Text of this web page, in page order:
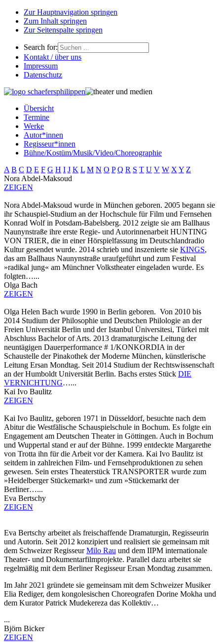
Zur Hauptnavigation springen
Zum Inhalt springen
Zur Seitenspalte springen
Search for:
Kontakt / über uns
Impressum
Datenschutz
Übersicht
Termine
Werke
Autor*innen
Regisseur*innen
Bühne/Kostüm/Musik/Video/Choreographie
A B C D E F G H I J K L M N O P Q R S T U V W X Y Z
Nora Abdel-Maksoud
ZEIGEN
Nora Abdel-Maksoud wurde in München geboren. 2005 begann sie
ihr Schauspiel-Studium an der Hochschule für Film und Fernsehen
Konrad Wolf in Potsdam-Babelsberg. 2012 zeigte sie am Ballhaus
Naunynstraße ihre erste Regie- und Autorinnenarbeit HUNTING
VON TRIER, die in einer Hörspielfassung im Deutschlandradio
Kultur gesendet wurde. 2014 schrieb und inszenierte sie KINGS,
das am Ballhaus Naunynstraße uraufgeführt und zum Festival
»radikal jung« am Münchner Volkstheater eingeladen wurde. Es
folgten…...
Olga Bach
ZEIGEN
Olga Helen Bach wurde 1990 in Berlin geboren. Von 2010 bis
2014 Studium der Philosophie und Deutschen Philologie an der
Freien Universität Berlin und der Istanbul Üniversitesi, Türkei mit
Abschluss Bachelor of Arts. 2013 dramaturgische Leitung der
neuntägigen Dauerperformance # 1/KONKORDIA in der
Schaustelle der Pinakothek der Moderne München, künstlerische
Leitung Ersan Mondtag. Seit 2014 Studium der Rechtswissenschaft
an der Humboldt Universität Berlin. Bachs erstes Stück DIE
VERNICHTUNG…...
Kai Ivo Baulitz
ZEIGEN
Kai Ivo Baulitz, geboren 1971 in Düsseldorf, besuchte nach dem
Abitur die Westfälische Schauspielschule in Bochum. Es folgte ein
Engagement am Deutschen Theater in Göttingen. Auch in Bochum
und Wuppertal stand er auf der Bühne. 1999 entdeckte Margarethe
von Trotta ihn für die Arbeit vor der Kamera. Kai Ivo Baulitz ist
seitdem in zahlreichen Film- und Fernsehproduktionen zu sehen
gewesen. Sein erstes Theaterstück TRANSPORTER wurde zum
»Heidelberger Stückemarkt« und zum »Stückemarkt der
Berliner…...
Eva Bertschy
ZEIGEN
Eva Bertschy arbeitet als freischaffende Dramaturgin, Regisseurin
und Autorin. Seit 2012 konzipiert und realisiert sie gemeinsam mit
dem Schweizer RegisseurMilo Rau und dem IIPM internationale
Theater- und Dokumentarfilmprojekte. Parallel dazu arbeitet sie
regelmäßig mit dem Berliner Regisseur Ersan Mondtag zusammen.
Im Jahr 2021 gründete sie gemeinsam mit dem Schweizer Musiker
Elia Rediger, dem kongolesischen Choreografen Dorine Mokha und
dem Kurator Patrick Mudekereza das Kollektiv…
...
Björn Bicker
ZEIGEN